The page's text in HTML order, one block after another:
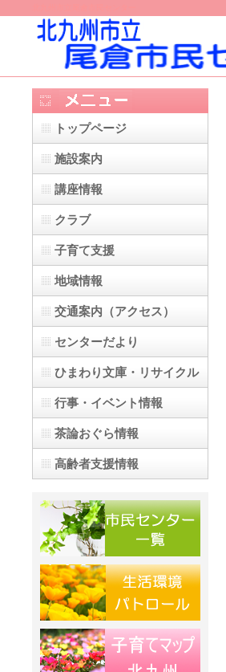
トップページ
施設案内
講座情報
クラブ
子育て支援
地域情報
交通案内（アクセス）
センターだより
ひまわり文庫・リサイクル
行事・イベント情報
茶論おぐら情報
高齢者支援情報